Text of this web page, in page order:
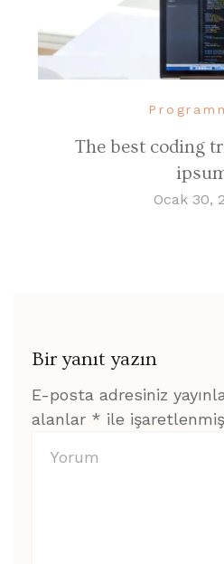
The best coding
Ocak 30,
Bir yanıt yazın
E-posta adresiniz
alanlar * ile